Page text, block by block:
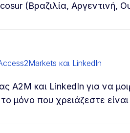
(Βραζιλία, Αργεντινή,
και LinkedIn
A2M και LinkedIn για να
το μόνο που χρειάζεστε